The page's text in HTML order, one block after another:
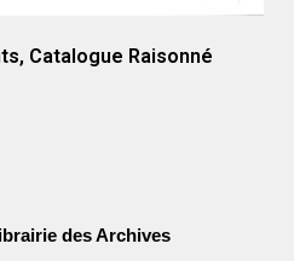
Catalogue Raisonné
des Archives